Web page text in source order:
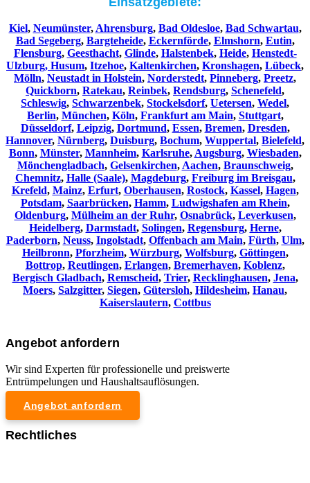
Kiel, Neumünster, Ahrensburg, Bad Oldesloe, Bad Schwartau,
Bad Segeberg, Bargteheide, Eckernförde, Elmshorn, Eutin,
Flensburg, Geesthacht, Glinde, Halstenbek, Heide, Henstedt-
Ulzburg, Husum, Itzehoe, Kaltenkirchen, Kronshagen, Lübeck,
Mölln, Neustadt in Holstein, Norderstedt, Pinneberg, Preetz,
Quickborn, Ratekau, Reinbek, Rendsburg, Schenefeld,
Schleswig, Schwarzenbek, Stockelsdorf, Uetersen, Wedel,
Berlin, München, Köln, Frankfurt am Main, Stuttgart,
Düsseldorf, Leipzig, Dortmund, Essen, Bremen, Dresden,
Hannover, Nürnberg, Duisburg, Bochum, Wuppertal, Bielefeld,
Bonn, Münster, Mannheim, Karlsruhe, Augsburg, Wiesbaden,
Mönchengladbach, Gelsenkirchen, Aachen, Braunschweig,
Chemnitz⁠, Halle (Saale), Magdeburg, Freiburg im Breisgau,
Krefeld, Mainz, Erfurt, Oberhausen, Rostock, Kassel, Hagen,
Potsdam, Saarbrücken, Hamm, Ludwigshafen am Rhein,
Oldenburg, Mülheim an der Ruhr, Osnabrück, Leverkusen,
Heidelberg, Darmstadt, Solingen, Regensburg, Herne,
Paderborn, Neuss, Ingolstadt, Offenbach am Main, Fürth, Ulm,
Heilbronn, Pforzheim, Würzburg, Wolfsburg, Göttingen,
Bottrop, Reutlingen, Erlangen, Bremerhaven, Koblenz,
Bergisch Gladbach, Remscheid, Trier, Recklinghausen, Jena,
Moers, Salzgitter, Siegen, Gütersloh, Hildesheim, Hanau,
Kaiserslautern, Cottbus
Angebot anfordern
Wir sind Experten für professionelle und preiswerte
Entrümpelungen und Haushaltsauflösungen.
Angebot anfordern
Rechtliches